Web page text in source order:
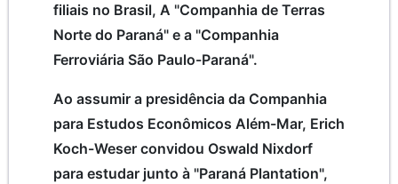
filiais no Brasil, A "Companhia de Terras
Norte do Paraná" e a "Companhia
Ferroviária São Paulo-Paraná".
Ao assumir a presidência da Companhia
para Estudos Econômicos Além-Mar, Erich
Koch-Weser convidou Oswald Nixdorf
para estudar junto à "Paraná Plantation",